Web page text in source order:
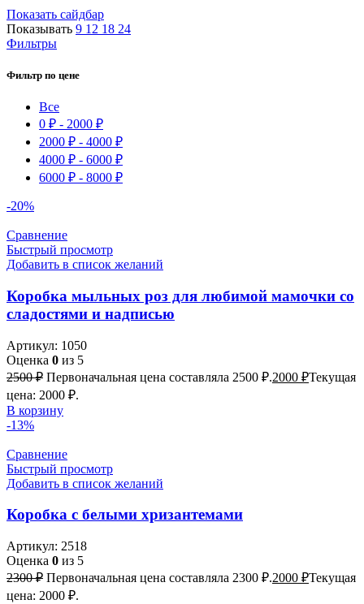
Показать сайдбар
Показывать 9 12 18 24
Фильтры
Фильтр по цене
Все
0 ₽ - 2000 ₽
2000 ₽ - 4000 ₽
4000 ₽ - 6000 ₽
6000 ₽ - 8000 ₽
-20%
Сравнение
Быстрый просмотр
Добавить в список желаний
Коробка мыльных роз для любимой мамочки со
сладостями и надписью
Артикул: 1050
Оценка 0 из 5
2500₽ Первоначальная цена составляла 2500 ₽.2000 ₽Текущая
цена: 2000 ₽.
В корзину
-13%
Сравнение
Быстрый просмотр
Добавить в список желаний
Коробка с белыми хризантемами
Артикул: 2518
Оценка 0 из 5
2300₽ Первоначальная цена составляла 2300 ₽.2000 ₽Текущая
цена: 2000 ₽.